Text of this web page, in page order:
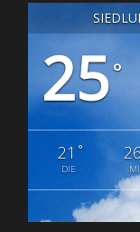
25°
21 °
DIE MI